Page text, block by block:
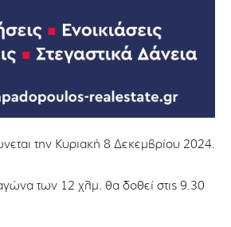
την Κυριακή 8 Δεκεμβρίου 2024.
των 12 χλμ. θα δοθεί στις 9.30